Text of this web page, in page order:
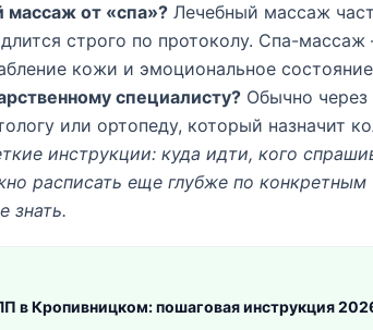
массаж от «спа»? Лечебный массаж
строго по протоколу. Спа-
кожи и эмоциональное
специалисту? Обычно через
или ортопеду, который назначит
инструкции: куда идти, кого
расписать еще глубже по
знать.
в Кропивницком: пошаговая инструкция